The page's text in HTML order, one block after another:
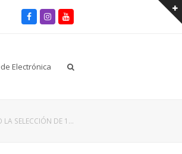
Facebook
Instagram
Youtube
Electrónica
LA SELECCIÓN DE 1…